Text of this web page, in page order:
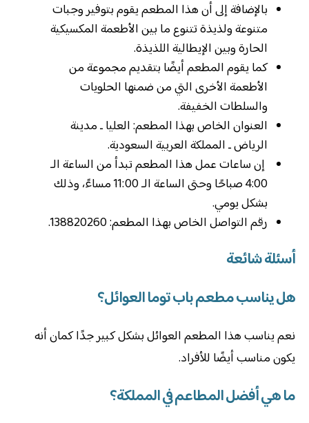
بالإضافة إلى أن هذا المطعم يقوم بتوفير وجبات
متنوعة ولذيذة تتنوع ما بين الأطعمة المكسيكية
الحارة وبين الإيطالية اللذيذة.
كما يقوم المطعم أيضًا بتقديم مجموعة من
الأطعمة الأخرى التي من ضمنها الحلويات
والسلطات الخفيفة.
العنوان الخاص بهذا المطعم: العليا ـ مدينة
الرياض ـ المملكة العربية السعودية.
إن ساعات عمل هذا المطعم تبدأ من الساعة الـ
4:00 صباحًا وحتى الساعة الـ 11:00 مساءً، وذلك
بشكل يومي.
رقم التواصل الخاص بهذا المطعم: 138820260.
أسئلة شائعة
هل يناسب مطعم باب توما العوائل؟
نعم يناسب هذا المطعم العوائل بشكل كبير جدًا كمان أنه
يكون مناسب أيضًا للأفراد.
ما هي أفضل المطاعم في المملكة؟